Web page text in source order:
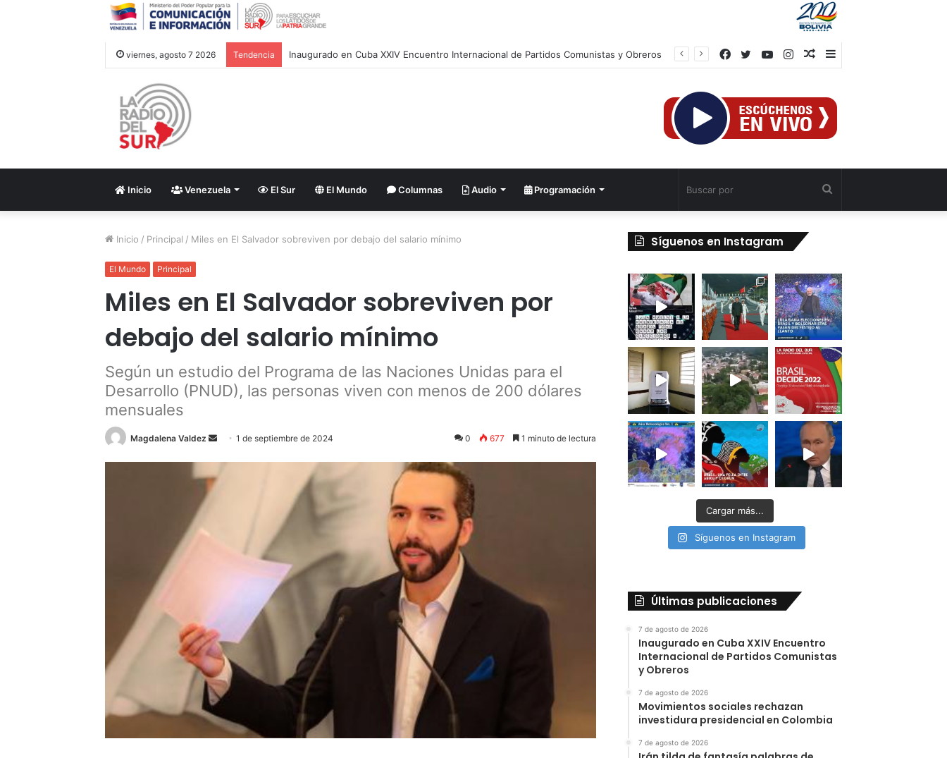
viernes, agosto 7 2026 Tendencia Movimientos sociales rechazan investidura presidencial en Colombia
Barra
Publicación
azar
Instagram
YouTube
Twitter
Facebook
Inicio Venezuela El Sur El Mundo Columnas Audio Programación
Inicio / Principal / Miles en El Salvador sobreviven por debajo del salario mínimo
El Mundo Principal
Miles en El Salvador sobreviven por
debajo del salario mínimo
Según un estudio del Programa de las Naciones Unidas para el
Desarrollo (PNUD), las personas viven con menos de 200 dólares
mensuales
Magdalena Valdez
Send1 de septiembre de 2024 0 677 1 minuto de lectura
Síguenos en Instagram
Cargar más...
Síguenos en Instagram
Últimas publicaciones
7 de agosto de 2026
Inaugurado en Cuba XXIV Encuentro
Internacional de Partidos Comunistas
y Obreros
7 de agosto de 2026
Movimientos sociales rechazan
investidura presidencial en Colombia
7 de agosto de 2026